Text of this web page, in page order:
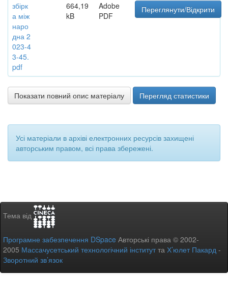
збірк
а між
наро
дна 2
023-4
3-45.
pdf
664,19
kB
Adobe
PDF
Переглянути/Відкрити
Показати повний опис матеріалу Перегляд статистики
Усі матеріали в архіві електронних ресурсів захищені
авторським правом, всі права збережені.
Тема від
Програмне забезпечення DSpace Авторські права © 2002-
2005 Массачусетський технологічний інститутта Х’юлет Пакард -
Зворотний зв’язок